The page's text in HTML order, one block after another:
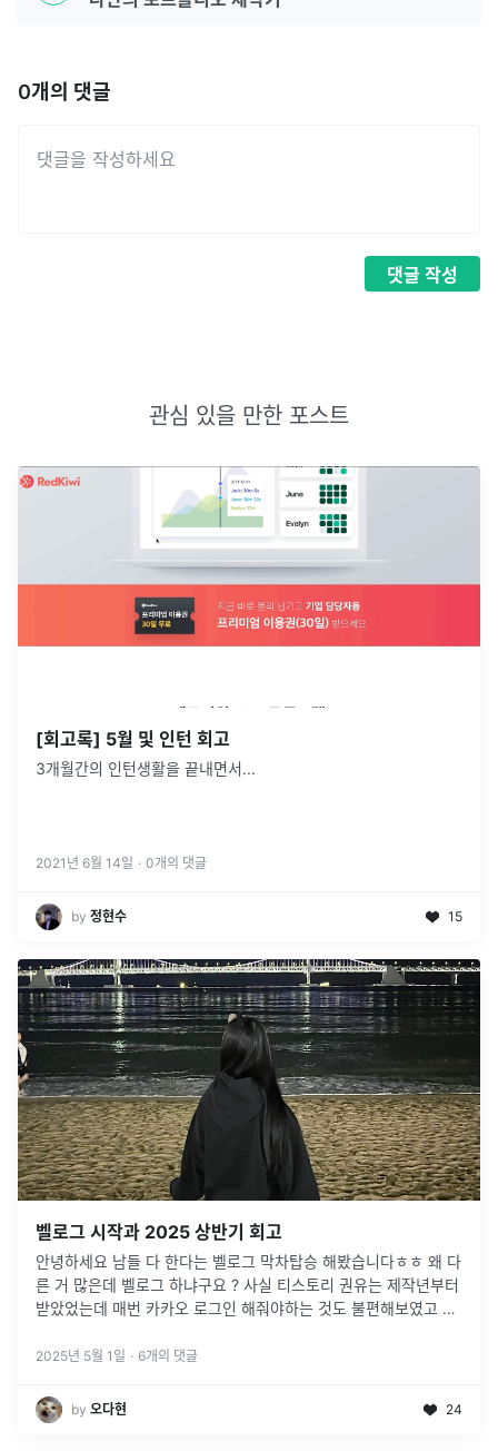
0개의 댓글
댓글 작성
관심 있을 만한 포스트
[회고록] 5월 및 인턴 회고
3개월간의 인턴생활을 끝내면서...
2021년 6월 14일 · 0개의 댓글
by 정현수 15
벨로그 시작과 2025 상반기 회고
안녕하세요 남들 다 한다는 벨로그 막차탑승 해봤습니다ㅎㅎ 왜 다
른 거 많은데 벨로그 하냐구요 ? 사실 티스토리 권유는 제작년부터
받았었는데 매번 카카오 로그인 해줘야하는 것도 불편해보였고 무
2025년 5월 1일 · 6개의 댓글
by 오다현 24